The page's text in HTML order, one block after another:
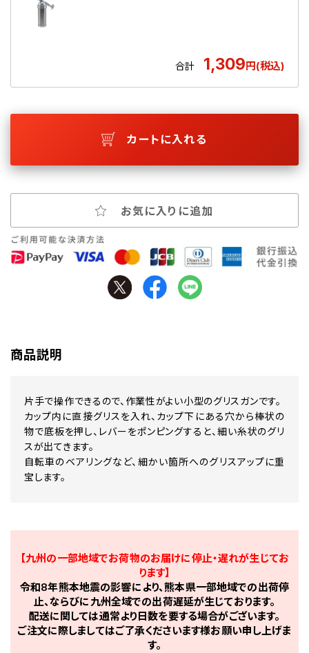
合計 1,309円(税込)
カートに入れる
お気に入りに追加
商品説明
片手で操作できるので、作業性がよい小型のグリスガンです。
カップ内に直接グリスを入れ、カップ下にある穴から棒状の
物で底板を押し、レバーをポンピングすると、細い糸状のグリ
スが出てきます。
自転車のベアリングなど、細かい箇所へのグリスアップに重
宝します。
【九州の一部地域でお荷物のお届けに停止・遅れが生じてお
ります】
令和8年熊本地震の影響により、熊本県一部地域での出荷停
止、ならびに九州全域での出荷遅延が生じております。
配送に関しては通常より日数を要する場合がございます。
ご注文に際しましてはご了承くださいます様お願い申し上げま
す。